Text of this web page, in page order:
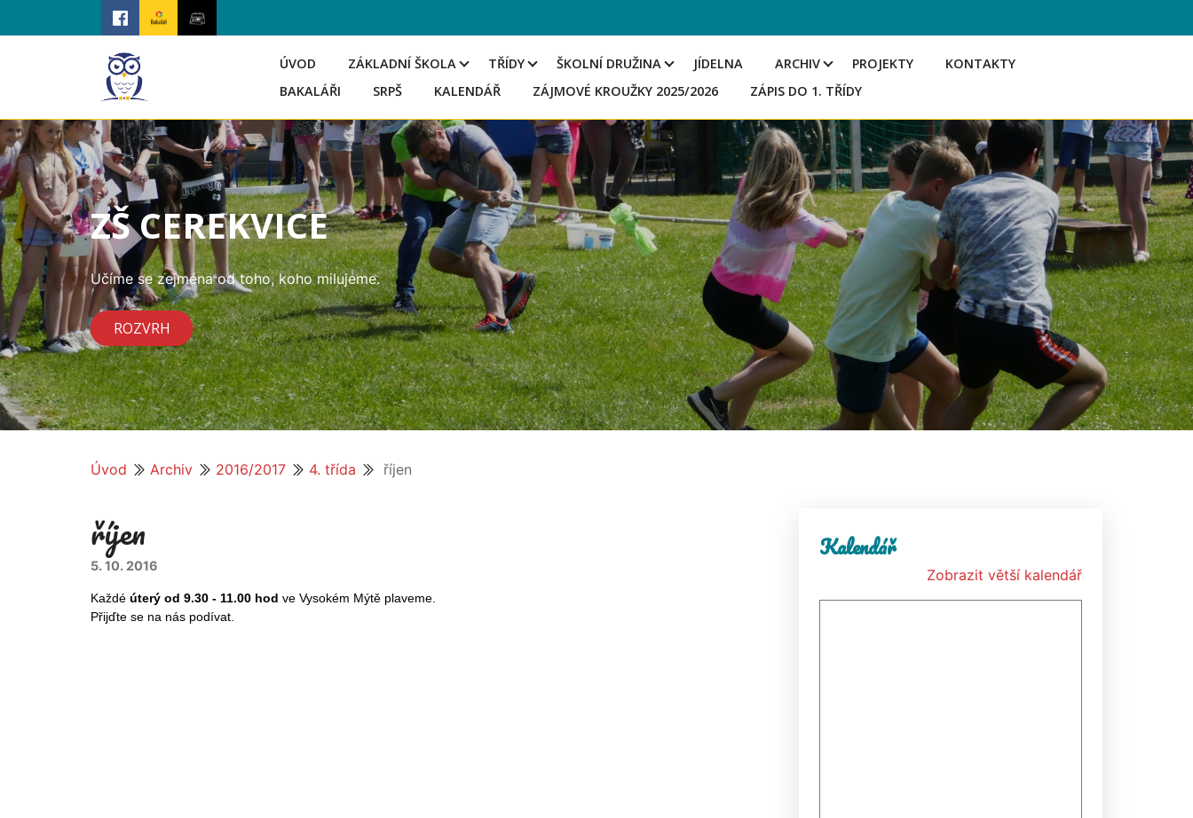
ÚVOD ZÁKLADNÍ ŠKOLA TŘÍDY ŠKOLNÍ DRUŽINA JÍDELNA ARCHIV PROJEKTY
KONTAKTY
BAKALÁŘI
SRPŠ KALENDÁŘ ZÁJMOVÉ KROUŽKY 2025/2026 ZÁPIS DO 1. TŘÍDY
ZŠ CEREKVICE
Učíme se zejména od toho, koho milujeme.
ROZVRH
Úvod Archiv 2016/2017 4. třída říjen
říjen
5. 10. 2016
Každé úterý od 9.30 - 11.00 hod ve Vysokém Mýtě plaveme.
Přijďte se na nás podívat.
Kalendář
Zobrazit větší kalendář